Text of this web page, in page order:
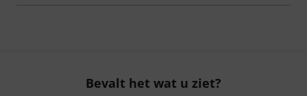
Bevalt het wat u ziet?